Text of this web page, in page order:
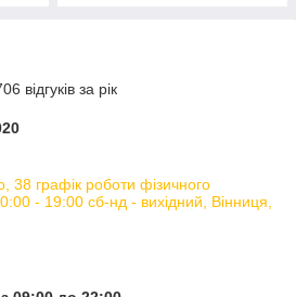
відгуків за рік
38 графік роботи фізичного
- 19:00 сб-нд - вихідний, Вінниця,